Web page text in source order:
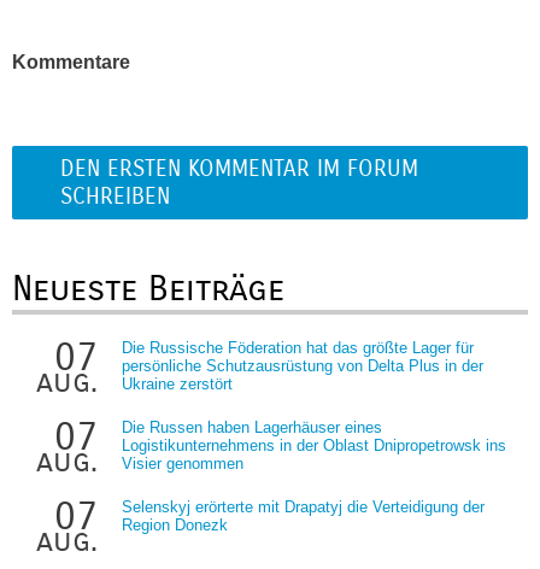
Kommentare
DEN ERSTEN KOMMENTAR IM FORUM
SCHREIBEN
Neueste Beiträge
07
aug.
Die Russische Föderation hat das größte Lager für
persönliche Schutzausrüstung von Delta Plus in der
Ukraine zerstört
07
aug.
Die Russen haben Lagerhäuser eines
Logistikunternehmens in der Oblast Dnipropetrowsk ins
Visier genommen
07
aug.
Selenskyj erörterte mit Drapatyj die Verteidigung der
Region Donezk